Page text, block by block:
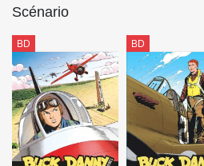
Scénario
BD BD